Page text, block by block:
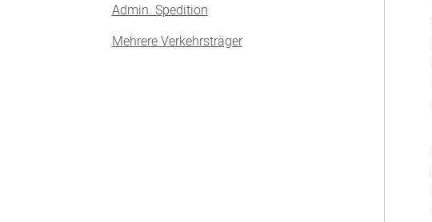
Admin. Spedition
Mehrere Verkehrsträger